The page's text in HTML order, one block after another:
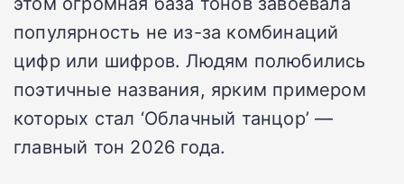
популярность не из-за комбинаций
цифр или шифров. Людям полюбились
поэтичные названия, ярким примером
которых стал ‘Облачный танцор’ —
главный тон 2026 года.